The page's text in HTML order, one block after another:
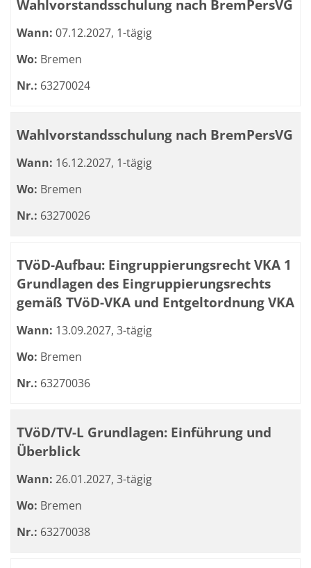
Wahlvorstandsschulung nach BremPersVG
Wann: 07.12.2027, 1-tägig
Wo: Bremen
Nr.: 63270024
Wahlvorstandsschulung nach BremPersVG
Wann: 16.12.2027, 1-tägig
Wo: Bremen
Nr.: 63270026
TVöD-Aufbau: Eingruppierungsrecht VKA 1
Grundlagen des Eingruppierungsrechts
gemäß TVöD-VKA und Entgeltordnung VKA
Wann: 13.09.2027, 3-tägig
Wo: Bremen
Nr.: 63270036
TVöD/TV-L Grundlagen: Einführung und
Überblick
Wann: 26.01.2027, 3-tägig
Wo: Bremen
Nr.: 63270038